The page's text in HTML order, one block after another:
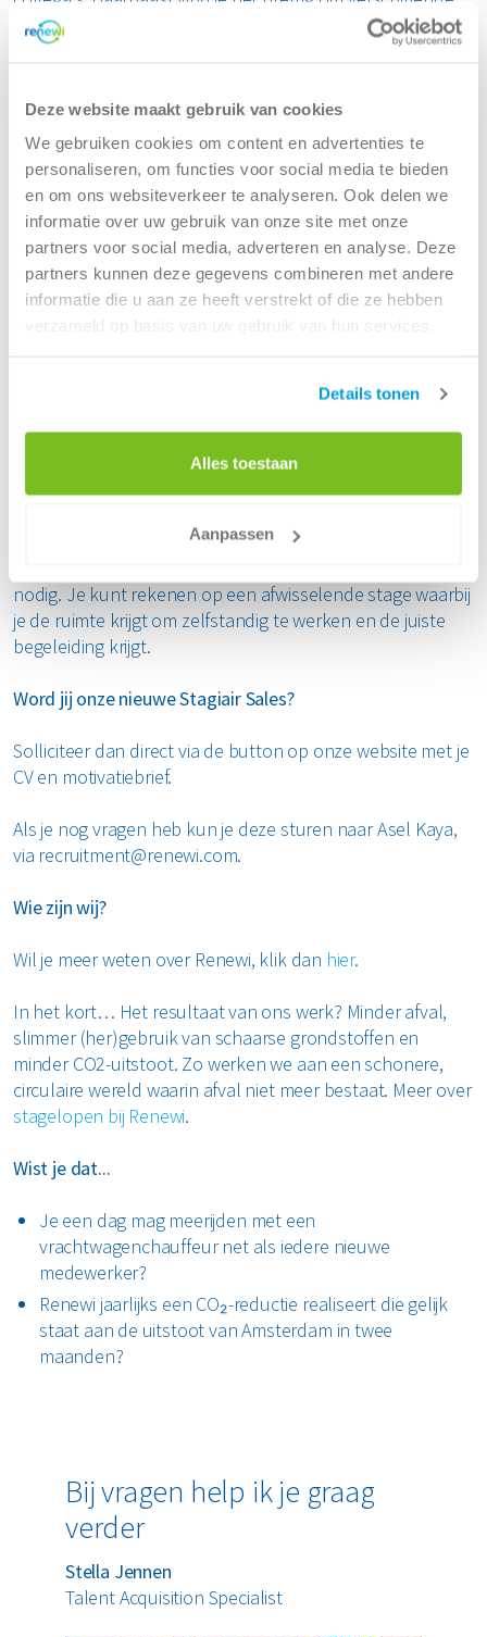
Deze website maakt gebruik van cookies
We gebruiken cookies om content en advertenties te
personaliseren, om functies voor social media te bieden
en om ons websiteverkeer te analyseren. Ook delen we
informatie over uw gebruik van onze site met onze
partners voor social media, adverteren en analyse. Deze
partners kunnen deze gegevens combineren met andere
informatie die u aan ze heeft verstrekt of die ze hebben
verzameld op basis van uw gebruik van hun services.
Details tonen
Alles toestaan
Aanpassen
werkzaamheden uit te voeren en ga je uitdagingen niet uit
de weg.
Wat bieden wij jou?
Een stagevergoeding van €350,00 op basis van 40 uur.
Een laptop van de zaak.
De kans om jezelf commercieel en communicatief
verder te ontwikkelen.
De mogelijkheid om te leren binnen een duurzaam en
toekomst gericht bedrijf.
locaties/afdelingen en een dag mee te lopen met een
gezellige collega’s waar je de mogelijkheid krijgt om jezelf
nodig. Je kunt rekenen op een afwisselende stage waarbij
je de ruimte krijgt om zelfstandig te werken en de juiste
begeleiding krijgt.
Word jij onze nieuwe Stagiair Sales?
Solliciteer dan direct via de button op onze website met je
CV en motivatiebrief.
Als je nog vragen heb kun je deze sturen naar Asel Kaya,
via recruitment@renewi.com.
Wie zijn wij?
Wil je meer weten over Renewi, klik dan hier.
In het kort… Het resultaat van ons werk? Minder afval,
slimmer (her)gebruik van schaarse grondstoffen en
minder CO2-uitstoot. Zo werken we aan een schonere,
circulaire wereld waarin afval niet meer bestaat. Meer over
stagelopen bij Renewi.
Wist je dat...
Je een dag mag meerijden met een
vrachtwagenchauffeur net als iedere nieuwe
medewerker?
Renewi jaarlijks een CO₂-reductie realiseert die gelijk
staat aan de uitstoot van Amsterdam in twee
maanden?
Bij vragen help ik je graag
verder
Stella Jennen
Talent Acquisition Specialist